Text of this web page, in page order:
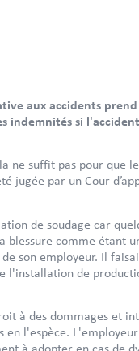
aux accidents prend
indemnités si
ne suffit pas pour que
jugée par un Cour
de soudage car
blessure comme étant
son employeur. Il
l'installation de
à des dommages et
l'espèce.